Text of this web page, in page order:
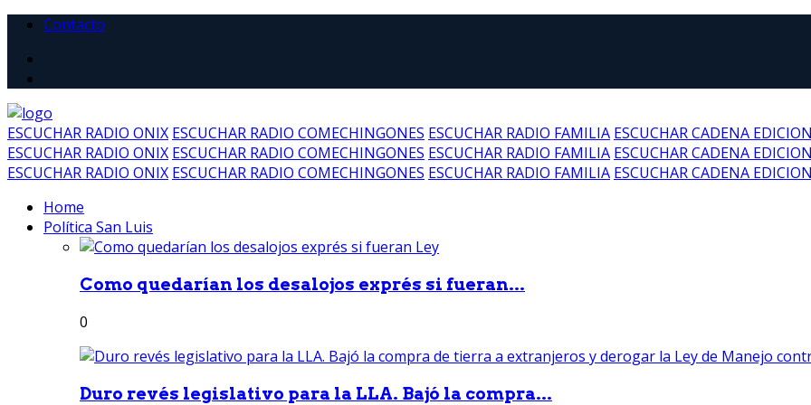
Contacto
ESCUCHAR RADIO ONIX ESCUCHAR RADIO COMECHINGONES ESCUCHAR RADIO FAMILIA ESCUCHAR CADENA EDICION
ESCUCHAR RADIO ONIX ESCUCHAR RADIO COMECHINGONES ESCUCHAR RADIO FAMILIA ESCUCHAR CADENA EDICION
ESCUCHAR RADIO ONIX ESCUCHAR RADIO COMECHINGONES ESCUCHAR RADIO FAMILIA ESCUCHAR CADENA EDICION
Home
Política San Luis
Como quedarían los desalojos exprés si fueran...
0
Duro revés legislativo para la LLA. Bajó la compra...